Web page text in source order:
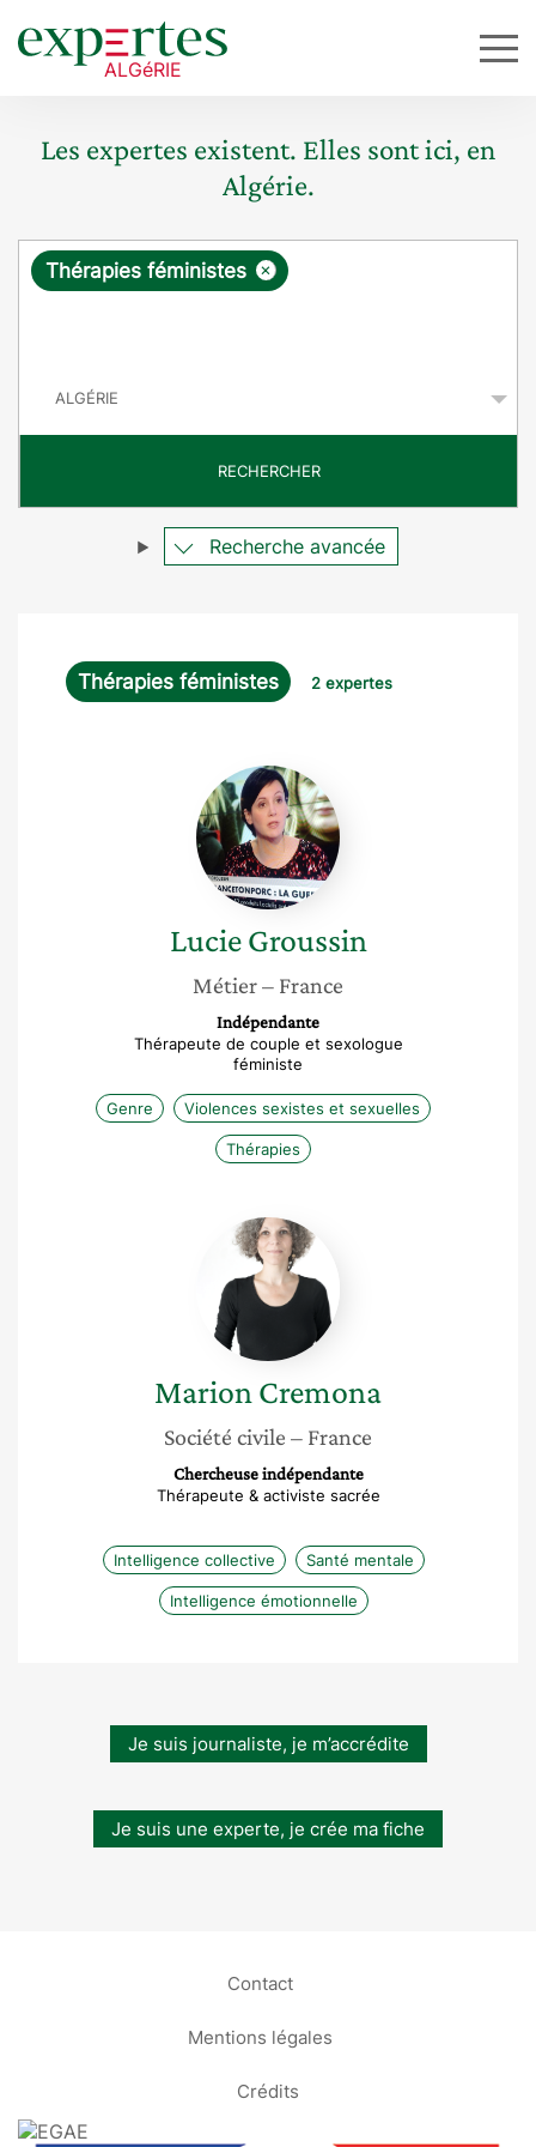
Les expertes existent. Elles sont ici, en
Algérie.
R
ê
e
×
Thérapies féministes
RECHERCHER
Recherche avancée
Thérapies féministes 2 expertes
Lucie
Groussin
Lucie Groussin
Métier– France
Indépendante
Thérapeute de couple et sexologue
féministe
Genre Violences sexistes et sexuelles
Thérapies
Marion
Cremona
Marion Cremona
Société civile – France
Chercheuse indépendante
Thérapeute & activiste sacrée
Intelligence collective Santé mentale
Intelligence émotionnelle
Je suis journaliste, je m’accrédite
Je suis une experte, je crée ma fiche
Contact
Mentions légales
Crédits